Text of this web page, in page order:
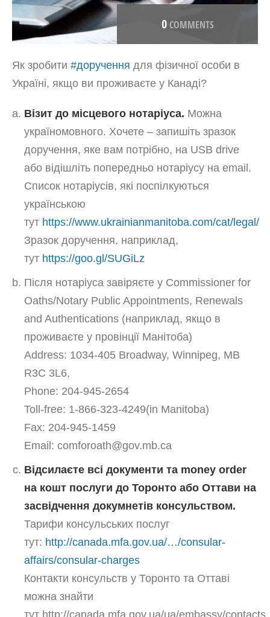
0COMMENTS
Як зробити #доручення для фізичної особи в
Україні, якщо ви проживаєте у Канаді?
Візит до місцевого нотаріуса. Можна
україномовного. Хочете – запишіть зразок
доручення, яке вам потрібно, на USB drive
або відішліть попередньо нотаріусу на email.
Список нотаріусів, які поспілкуються
українською
тут https://www.ukrainianmanitoba.com/cat/legal/
Зразок доручення, наприклад,
тут https://goo.gl/SUGiLz
Після нотаріуса завіряєте у Commissioner for
Oaths/Notary Public Appointments, Renewals
and Authentications (наприклад, якщо в
проживаєте у провінції Манітоба)
Address: 1034-405 Broadway, Winnipeg, MB
R3C 3L6,
Phone: 204-945-2654
Toll-free: 1-866-323-4249(in Manitoba)
Fax: 204-945-1459
Email: comforoath@gov.mb.ca
Відсилаєте всі документи та money order
на кошт послуги до Торонто або Оттави на
засвідчення докумнетів консульством.
Тарифи консульських послуг
тут: http://canada.mfa.gov.ua/…/consular-
affairs/consular-charges
Контакти консульств у Торонто та Оттаві
можна знайти